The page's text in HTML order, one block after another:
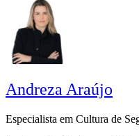
Andreza Araújo
Especialista em Cultura de